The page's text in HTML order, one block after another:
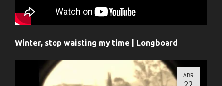
Winter, stop waisting my time | Longboard
ABR
22